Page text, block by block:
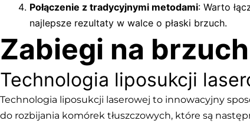
Połączenie z tradycyjnymi metodami: Warto
najlepsze rezultaty w walce o płaski brzuch.
Zabiegi na brzuch
Technologia liposukcji
Technologia liposukcji laserowej to innowacyjny
do rozbijania komórek tłuszczowych, które są